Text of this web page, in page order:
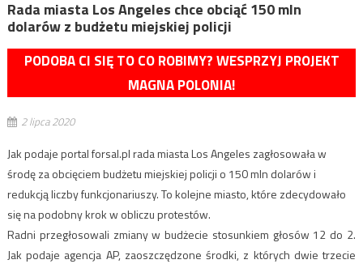
Rada miasta Los Angeles chce obciąć 150 mln
dolarów z budżetu miejskiej policji
PODOBA CI SIĘ TO CO ROBIMY? WESPRZYJ PROJEKT
MAGNA POLONIA!
2 lipca 2020
Jak podaje portal forsal.pl rada miasta Los Angeles zagłosowała w
środę za obcięciem budżetu miejskiej policji o 150 mln dolarów i
redukcją liczby funkcjonariuszy. To kolejne miasto, które zdecydowało
się na podobny krok w obliczu protestów.
Radni przegłosowali zmiany w budżecie stosunkiem głosów 12 do 2.
Jak podaje agencja AP, zaoszczędzone środki, z których dwie trzecie